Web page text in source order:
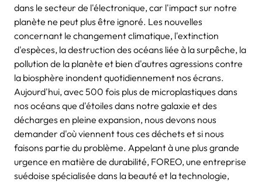
dans le secteur de l'électronique, car l'impact sur notre
planète ne peut plus être ignoré. Les nouvelles
concernant le changement climatique, l'extinction
d'espèces, la destruction des océans liée à la surpêche, la
pollution de la planète et bien d'autres agressions contre
la biosphère inondent quotidiennement nos écrans.
Aujourd'hui, avec 500 fois plus de microplastiques dans
nos océans que d'étoiles dans notre galaxie et des
décharges en pleine expansion, nous devons nous
demander d'où viennent tous ces déchets et si nous
faisons partie du problème. Appelant à une plus grande
urgence en matière de durabilité, FOREO, une entreprise
suédoise spécialisée dans la beauté et la technologie,